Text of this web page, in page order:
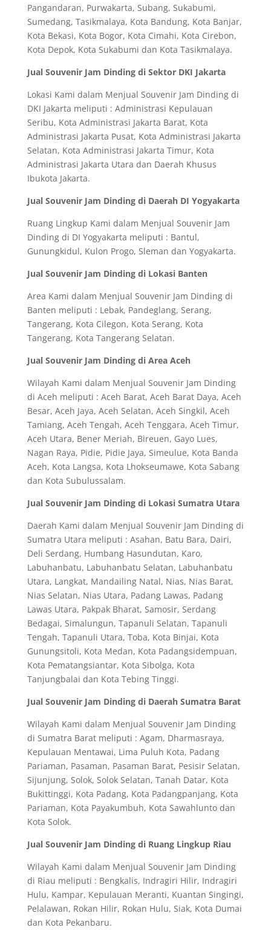
Pangandaran, Purwakarta, Subang, Sukabumi,
Sumedang, Tasikmalaya, Kota Bandung, Kota Banjar,
Kota Bekasi, Kota Bogor, Kota Cimahi, Kota Cirebon,
Kota Depok, Kota Sukabumi dan Kota Tasikmalaya.
Jual Souvenir Jam Dinding di Sektor DKI Jakarta
Lokasi Kami dalam Menjual Souvenir Jam Dinding di
DKI Jakarta meliputi : Administrasi Kepulauan
Seribu, Kota Administrasi Jakarta Barat, Kota
Administrasi Jakarta Pusat, Kota Administrasi Jakarta
Selatan, Kota Administrasi Jakarta Timur, Kota
Administrasi Jakarta Utara dan Daerah Khusus
Ibukota Jakarta.
Jual Souvenir Jam Dinding di Daerah DI Yogyakarta
Ruang Lingkup Kami dalam Menjual Souvenir Jam
Dinding di DI Yogyakarta meliputi : Bantul,
Gunungkidul, Kulon Progo, Sleman dan Yogyakarta.
Jual Souvenir Jam Dinding di Lokasi Banten
Area Kami dalam Menjual Souvenir Jam Dinding di
Banten meliputi : Lebak, Pandeglang, Serang,
Tangerang, Kota Cilegon, Kota Serang, Kota
Tangerang, Kota Tangerang Selatan.
Jual Souvenir Jam Dinding di Area Aceh
Wilayah Kami dalam Menjual Souvenir Jam Dinding
di Aceh meliputi : Aceh Barat, Aceh Barat Daya, Aceh
Besar, Aceh Jaya, Aceh Selatan, Aceh Singkil, Aceh
Tamiang, Aceh Tengah, Aceh Tenggara, Aceh Timur,
Aceh Utara, Bener Meriah, Bireuen, Gayo Lues,
Nagan Raya, Pidie, Pidie Jaya, Simeulue, Kota Banda
Aceh, Kota Langsa, Kota Lhokseumawe, Kota Sabang
dan Kota Subulussalam.
Jual Souvenir Jam Dinding di Lokasi Sumatra Utara
Daerah Kami dalam Menjual Souvenir Jam Dinding di
Sumatra Utara meliputi : Asahan, Batu Bara, Dairi,
Deli Serdang, Humbang Hasundutan, Karo,
Labuhanbatu, Labuhanbatu Selatan, Labuhanbatu
Utara, Langkat, Mandailing Natal, Nias, Nias Barat,
Nias Selatan, Nias Utara, Padang Lawas, Padang
Lawas Utara, Pakpak Bharat, Samosir, Serdang
Bedagai, Simalungun, Tapanuli Selatan, Tapanuli
Tengah, Tapanuli Utara, Toba, Kota Binjai, Kota
Gunungsitoli, Kota Medan, Kota Padangsidempuan,
Kota Pematangsiantar, Kota Sibolga, Kota
Tanjungbalai dan Kota Tebing Tinggi.
Jual Souvenir Jam Dinding di Daerah Sumatra Barat
Wilayah Kami dalam Menjual Souvenir Jam Dinding
di Sumatra Barat meliputi : Agam, Dharmasraya,
Kepulauan Mentawai, Lima Puluh Kota, Padang
Pariaman, Pasaman, Pasaman Barat, Pesisir Selatan,
Sijunjung, Solok, Solok Selatan, Tanah Datar, Kota
Bukittinggi, Kota Padang, Kota Padangpanjang, Kota
Pariaman, Kota Payakumbuh, Kota Sawahlunto dan
Kota Solok.
Jual Souvenir Jam Dinding di Ruang Lingkup Riau
Wilayah Kami dalam Menjual Souvenir Jam Dinding
di Riau meliputi : Bengkalis, Indragiri Hilir, Indragiri
Hulu, Kampar, Kepulauan Meranti, Kuantan Singingi,
Pelalawan, Rokan Hilir, Rokan Hulu, Siak, Kota Dumai
dan Kota Pekanbaru.